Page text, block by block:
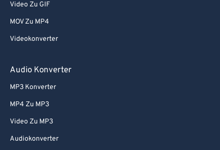
Video Zu GIF
MOV Zu MP4
Videokonverter
Audio Konverter
MP3 Konverter
MP4 Zu MP3
Video Zu MP3
Audiokonverter